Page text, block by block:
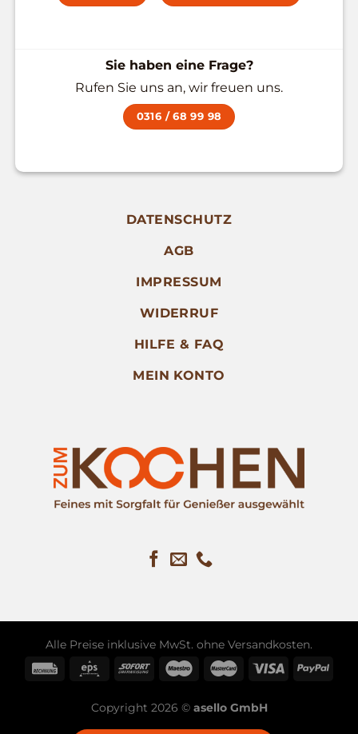
Sie haben eine Frage?
Rufen Sie uns an, wir freuen uns.
0316 / 68 99 98
DATENSCHUTZ
AGB
IMPRESSUM
WIDERRUF
HILFE & FAQ
MEIN KONTO
Alle Preise inklusive MwSt. ohne Versandkosten.
Copyright 2026 © asello GmbH